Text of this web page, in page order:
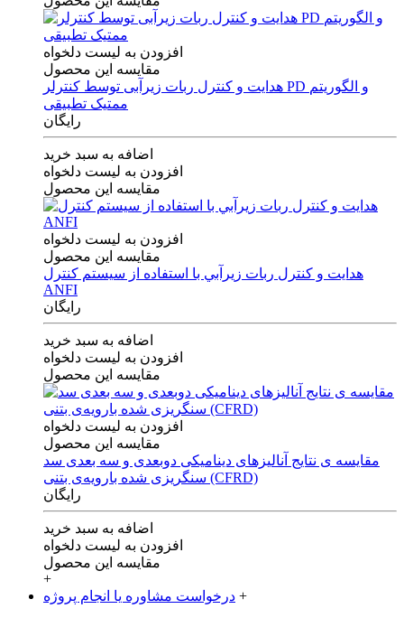
افزودن به لیست دلخواه
مقایسه این محصول
هدایت و کنترل ربات زیرآبی توسط کنترلر PD و الگوریتم
ممتیک تطبیقی
رایگان
اضافه به سبد خرید
افزودن به لیست دلخواه
مقایسه این محصول
افزودن به لیست دلخواه
مقایسه این محصول
هدايت و كنترل ربات زيرآبي با استفاده از سيستم كنترل
ANFI
رایگان
اضافه به سبد خرید
افزودن به لیست دلخواه
مقایسه این محصول
افزودن به لیست دلخواه
مقایسه این محصول
مقایسه ی‌ نتایج آنالیزهای‌ دینامیکی‌ دوبعدی‌ و‌ سه بعدی‌ سد
سنگریزی‌ شده با‌رویه‌ی‌ بتنی‌ (CFRD)
رایگان
اضافه به سبد خرید
افزودن به لیست دلخواه
مقایسه این محصول
+
درخواست مشاوره یا انجام پروژه +